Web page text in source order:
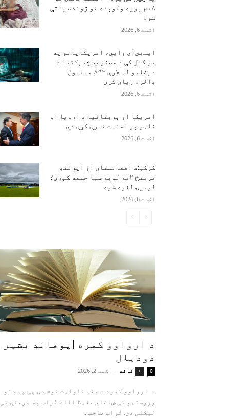
۱۸م پوړه ولوېده خو ژوندۍ پاتې
شوه
اګست 6, 2026
ایف‌بي‌آی وايي، امریکایانو په
یو کال کې د مصنوعي ځیرکتیا د
درغلیو له لارې ۸۹۳ میلیون
ډالره زیان کړی
اګست 6, 2026
امریکا او برېتانیا د اروپا او
ناټو پر امنیت خبرې کړې دي
اګست 6, 2026
کرکټ:د افغانستان او ایرلنډ
ترمنځ ۲مه لوبه سبا جمعه کېږي؛
لومړۍ لغوه شوه
اګست 6, 2026
د ارواوو کمره |پوهاند بشیر
دودیال
+ تاند - اګست 2, 2026 0
د ارواوو کمره د هغه ناولیت نوم دی چې په دغو
وروستیو کې ښاغلي حفیظ الله تُراب په جرمني کې
لیکلی دی. تُراب صاحب...